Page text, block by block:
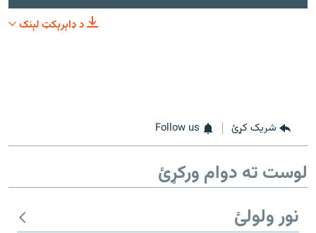
د ډاېرېکټ لېنک
شریک کړئ Follow us
لوست ته دوام ورکړئ
نور ولولئ